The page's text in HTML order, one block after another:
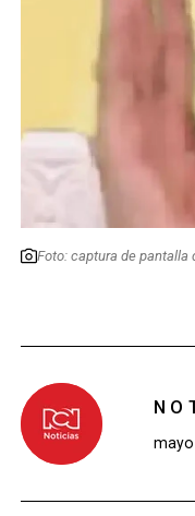
Foto: captura de pantalla
mayo